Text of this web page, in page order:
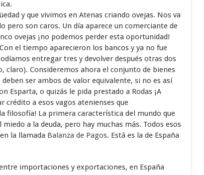
y que vivimos en Atenas criando ovejas. Nos va
pero son caros. Un día aparece un comerciante de
ovejas ¡no podemos perder esta oportunidad!
el tiempo aparecieron los bancos y ya no fue
entregar tres y devolver después otras dos
claro). Consideremos ahora el conjunto de bienes
ser ambos de valor equivalente, si no es así
Esparta, o quizás le pida prestado a Rodas ¡A
crédito a esos vagos atenienses que
filosofía! La primera característica del mundo que
a la deuda, pero hay muchas más. Todos esos
la llamada Balanza de Pagos. Está es la de España
importaciones y exportaciones, en España